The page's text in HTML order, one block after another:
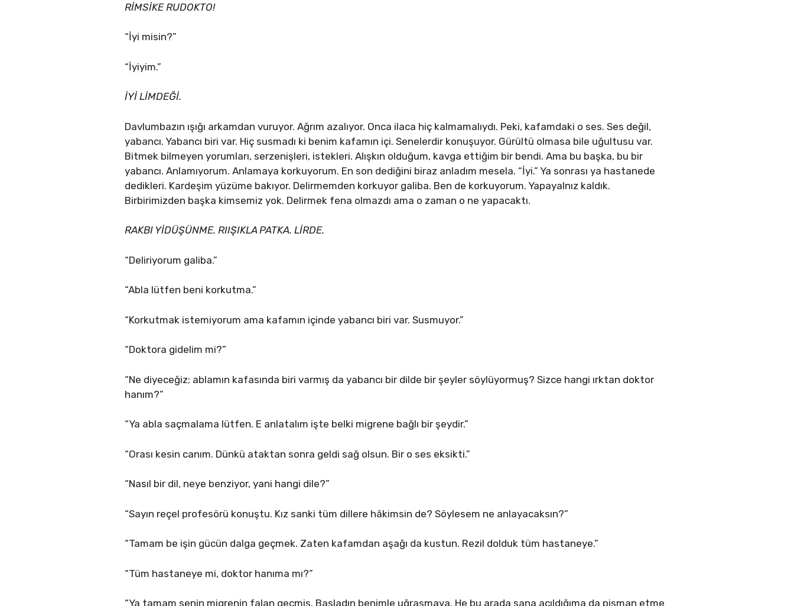
RİMSİKE RUDOKTO!
“İyi misin?”
“İyiyim.”
İYİ LİMDEĞİ.
Davlumbazın ışığı arkamdan vuruyor. Ağrım azalıyor. Onca ilaca hiç kalmamalıydı. Peki, kafamdaki o ses. Ses değil,
yabancı. Yabancı biri var. Hiç susmadı ki benim kafamın içi. Senelerdir konuşuyor. Gürültü olmasa bile uğultusu var.
Bitmek bilmeyen yorumları, serzenişleri, istekleri. Alışkın olduğum, kavga ettiğim bir bendi. Ama bu başka, bu bir
yabancı. Anlamıyorum. Anlamaya korkuyorum. En son dediğini biraz anladım mesela. “İyi.” Ya sonrası ya hastanede
dedikleri. Kardeşim yüzüme bakıyor. Delirmemden korkuyor galiba. Ben de korkuyorum. Yapayalnız kaldık.
Birbirimizden başka kimsemiz yok. Delirmek fena olmazdı ama o zaman o ne yapacaktı.
RAKBI YİDÜŞÜNME. RIIŞIKLA PATKA. LİRDE.
“Deliriyorum galiba.”
“Abla lütfen beni korkutma.”
“Korkutmak istemiyorum ama kafamın içinde yabancı biri var. Susmuyor.”
“Doktora gidelim mi?”
“Ne diyeceğiz; ablamın kafasında biri varmış da yabancı bir dilde bir şeyler söylüyormuş? Sizce hangi ırktan doktor
hanım?”
“Ya abla saçmalama lütfen. E anlatalım işte belki migrene bağlı bir şeydir.”
“Orası kesin canım. Dünkü ataktan sonra geldi sağ olsun. Bir o ses eksikti.”
“Nasıl bir dil, neye benziyor, yani hangi dile?”
“Sayın reçel profesörü konuştu. Kız sanki tüm dillere hâkimsin de? Söylesem ne anlayacaksın?”
“Tamam be işin gücün dalga geçmek. Zaten kafamdan aşağı da kustun. Rezil dolduk tüm hastaneye.”
“Tüm hastaneye mi, doktor hanıma mı?”
“Ya tamam senin migrenin falan geçmiş. Başladın benimle uğraşmaya. He bu arada sana açıldığıma da pişman etme